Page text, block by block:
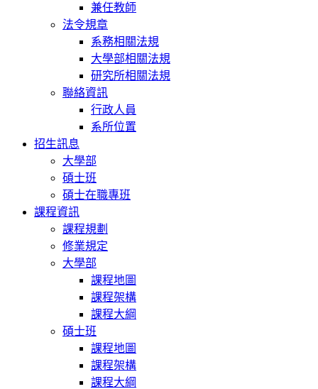
兼任教師
法令規章
系務相關法規
大學部相關法規
研究所相關法規
聯絡資訊
行政人員
系所位置
招生訊息
大學部
碩士班
碩士在職專班
課程資訊
課程規劃
修業規定
大學部
課程地圖
課程架構
課程大綱
碩士班
課程地圖
課程架構
課程大綱